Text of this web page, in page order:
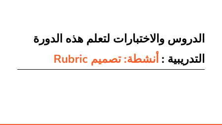
الدروس والاختبارات لتعلم هذه الدورة
التدريبية : أنشطة: تصميم Rubric